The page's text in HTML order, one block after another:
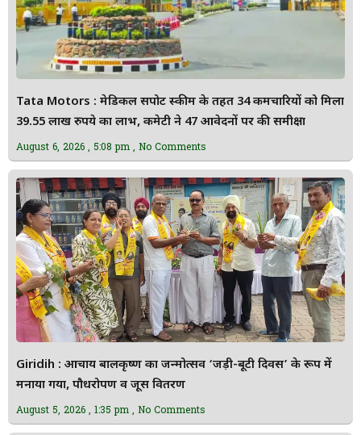
Tata Motors : मेडिकल सपोर्ट स्कीम के तहत 34 कर्मचारियों को मिला
39.55 लाख रुपये का लाभ, कमेटी ने 47 आवेदनों पर की समीक्षा
August 6, 2026 5:08 pm No Comments
Giridih : आचार्य बालकृष्ण का जन्मोत्सव ‘जड़ी-बूटी दिवस’ के रूप में
मनाया गया, पौधरोपण व जूस वितरण
August 5, 2026 1:35 pm No Comments